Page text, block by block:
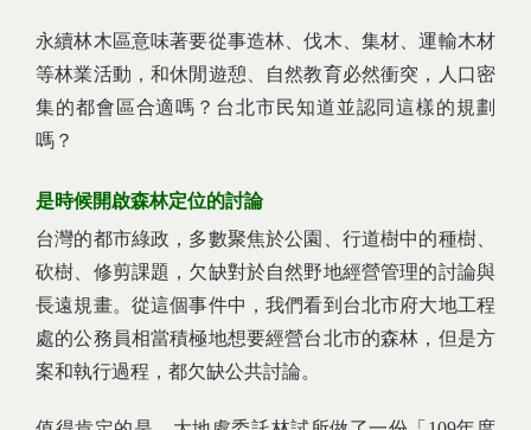
永續林木區意味著要從事造林、伐木、集材、運輸木材
等林業活動，和休閒遊憩、自然教育必然衝突，人口密
集的都會區合適嗎？台北市民知道並認同這樣的規劃
嗎？
是時候開啟森林定位的討論
台灣的都市綠政，多數聚焦於公園、行道樹中的種樹、
砍樹、修剪課題，欠缺對於自然野地經營管理的討論與
長遠規畫。從這個事件中，我們看到台北市府大地工程
處的公務員相當積極地想要經營台北市的森林，但是方
案和執行過程，都欠缺公共討論。